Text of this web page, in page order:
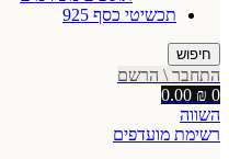
תכשיטי כסף 925
חיפוש
התחבר \ הרשם
0
0.00 ₪
השווה
רשימת מועדפים